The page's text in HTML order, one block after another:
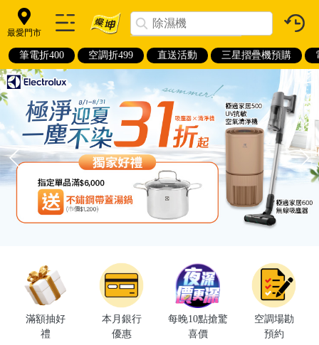
最愛門市
筆電折400 空調折499 直送活動 三星摺疊機預購
滿額抽好
禮
本月銀行
優惠
每晚10點搶驚
喜價
空調場勘
預約